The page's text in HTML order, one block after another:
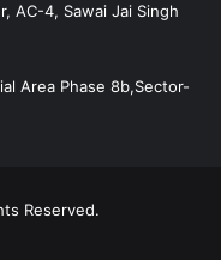
AC-4, Sawai Jai Singh
Area Phase 8b,Sector-
Reserved.